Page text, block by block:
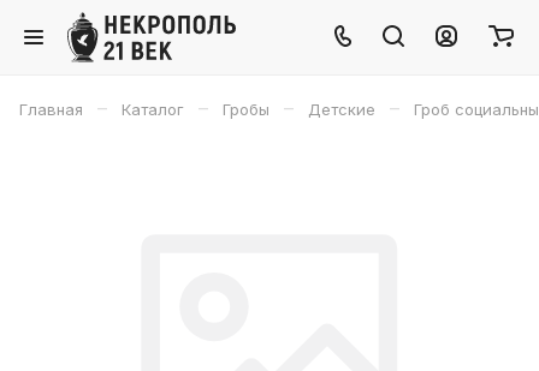
Главная – Каталог – Гробы – Детские – Гроб